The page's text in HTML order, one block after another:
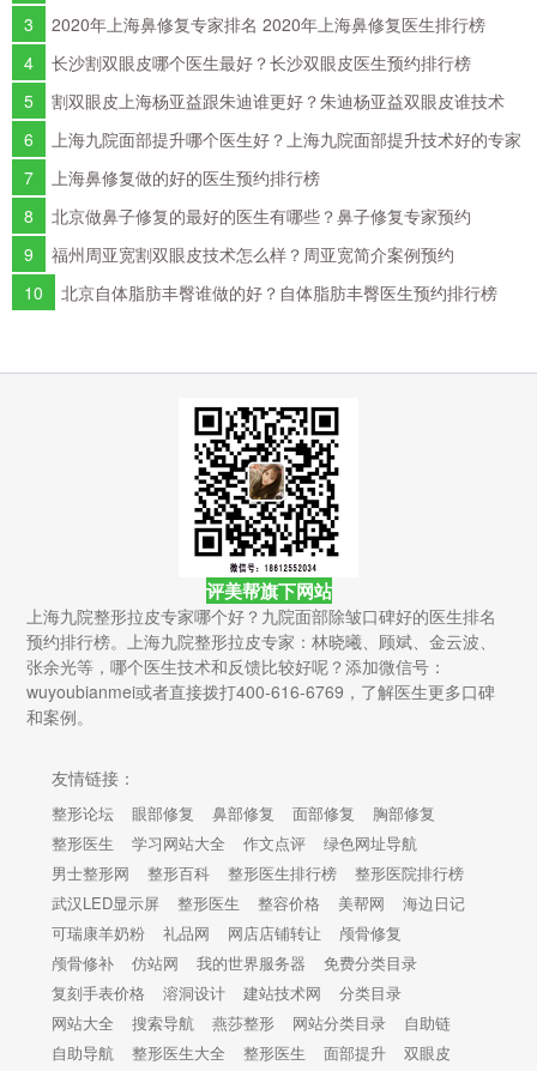
3
2020年上海鼻修复专家排名 2020年上海鼻修复医生排行榜
4
长沙割双眼皮哪个医生最好？长沙双眼皮医生预约排行榜
5
割双眼皮上海杨亚益跟朱迪谁更好？朱迪杨亚益双眼皮谁技术
好？
6
上海九院面部提升哪个医生好？上海九院面部提升技术好的专家
排名
7
上海鼻修复做的好的医生预约排行榜
8
北京做鼻子修复的最好的医生有哪些？鼻子修复专家预约
9
福州周亚宽割双眼皮技术怎么样？周亚宽简介案例预约
10
北京自体脂肪丰臀谁做的好？自体脂肪丰臀医生预约排行榜
评美帮旗下网站
上海九院整形拉皮专家哪个好？九院面部除皱口碑好的医生排名
预约排行榜。上海九院整形拉皮专家：林晓曦、顾斌、金云波、
张余光等，哪个医生技术和反馈比较好呢？添加微信号：
wuyoubianmei或者直接拨打400-616-6769，了解医生更多口碑
和案例。
友情链接：
整形论坛 眼部修复 鼻部修复 面部修复
胸部修复
整形医生
学习网站大全 作文点评
绿色网址导航
男士整形网
整形百科 整形医生排行榜
整形医院排行榜
武汉LED显示屏
整形医生 整容价格 美帮网
海边日记
可瑞康羊奶粉
礼品网 网店店铺转让
颅骨修复
颅骨修补
仿站网 我的世界服务器
免费分类目录
复刻手表价格
溶洞设计 建站技术网
分类目录
网站大全
搜索导航 燕莎整形 网站分类目录
自助链
自助导航
整形医生大全 整形医生 面部提升 双眼皮